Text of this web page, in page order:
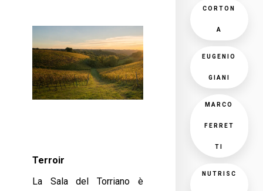
Terroir
La Sala del Torriano è
CORTON
A
EUGENIO
GIANI
MARCO
FERRET
TI
NUTRISC